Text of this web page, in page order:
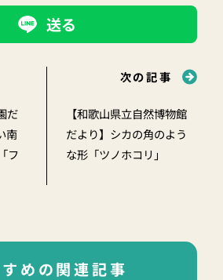
送る
だ
南
フ
次の記事
【和歌山県立自然博物館
だより】シカの角のよう
な形「ツノホコリ」
めの関連記事